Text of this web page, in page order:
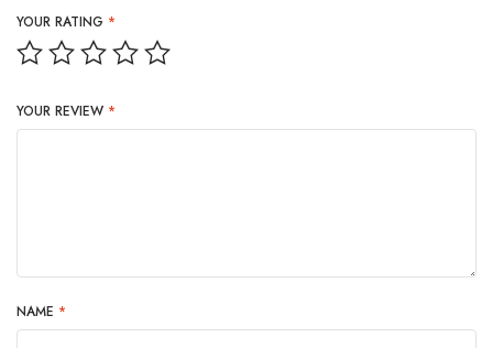
YOUR RATING *
YOUR REVIEW *
NAME *